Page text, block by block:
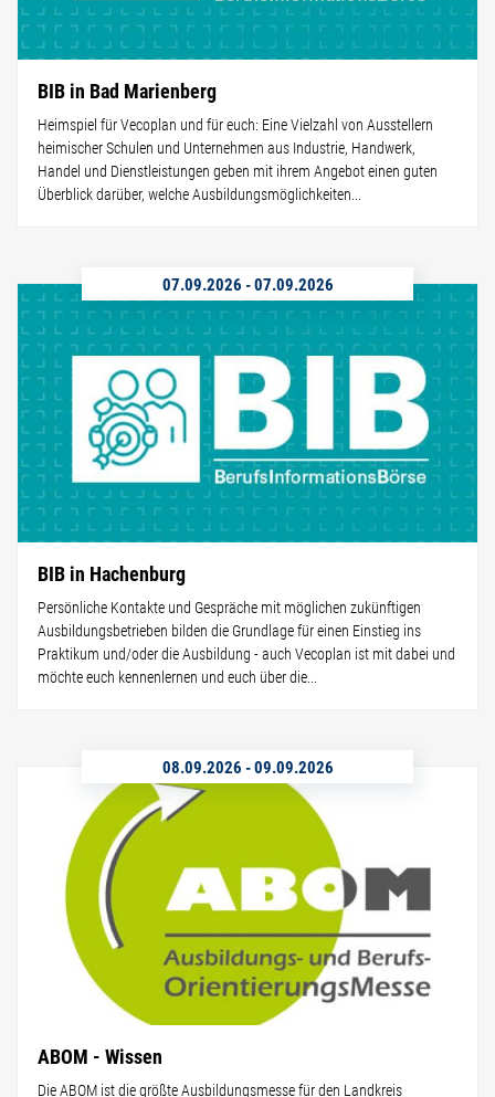
BIB in Bad Marienberg
Heimspiel für Vecoplan und für euch: Eine Vielzahl von Ausstellern
heimischer Schulen und Unternehmen aus Industrie, Handwerk,
Handel und Dienstleistungen geben mit ihrem Angebot einen guten
Überblick darüber, welche Ausbildungsmöglichkeiten...
07.09.2026 -07.09.2026
BIB in Hachenburg
Persönliche Kontakte und Gespräche mit möglichen zukünftigen
Ausbildungsbetrieben bilden die Grundlage für einen Einstieg ins
Praktikum und/oder die Ausbildung - auch Vecoplan ist mit dabei und
möchte euch kennenlernen und euch über die...
08.09.2026 -09.09.2026
ABOM - Wissen
Die ABOM ist die größte Ausbildungsmesse für den Landkreis